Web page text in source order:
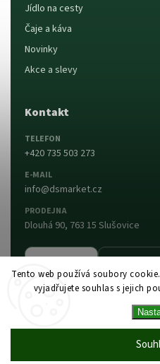
Tento web používá soubory
vyjadřujete souhlas s jejich
Jídlo na cesty
Čaje a káva
Novinky
Akce a slevy
Kontakt
TELEFON
+420 735 503 273
E-MAIL
info@dsmarket.cz
PRODEJNA
Dlouhá 90, 763 15 Slušovice
Copyright
Upravit nastavení